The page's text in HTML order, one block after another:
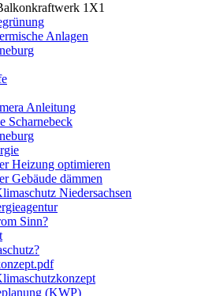
1X1
Anlagen
Anleitung
Scharnebeck
Heizung optimieren
Gebäude dämmen
Niedersachsen
Sinn?
(KWP)